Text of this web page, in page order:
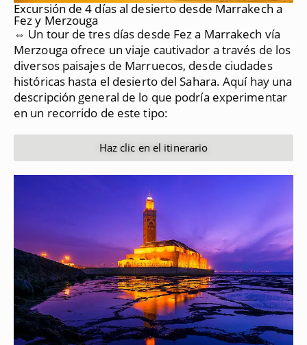
Excursión de 4 días al desierto desde Marrakech a
Fez y Merzouga
⇔ Un tour de tres días desde Fez a Marrakech vía
Merzouga ofrece un viaje cautivador a través de los
diversos paisajes de Marruecos, desde ciudades
históricas hasta el desierto del Sahara. Aquí hay una
descripción general de lo que podría experimentar
en un recorrido de este tipo:
Haz clic en el itinerario